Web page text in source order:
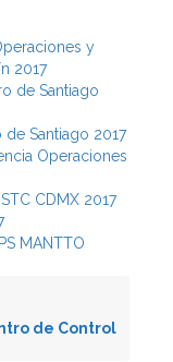
y
2017
de Santiago
Santiago 2017
Operaciones
CDMX 2017
MANTTO
de Control